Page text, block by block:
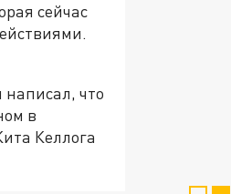
сейчас
что
в
Келлога